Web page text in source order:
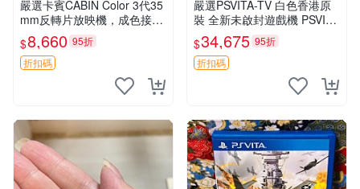
嚴選卡賓CABIN Color 3代35
mm反轉片放映機，成色接近
全新，隨附原裝說明書與包裝
盒，支持110V電源 反轉片放
映機 CABIN Color
$8,660 95折
折扣碼
嚴選PSVITA-TV 白色香港原
裝 全新未啟封遊戲機 PSVITA
TV 行貨 電腦遊戲機 新款 全
套配件齊全
$34,675 95折
折扣碼